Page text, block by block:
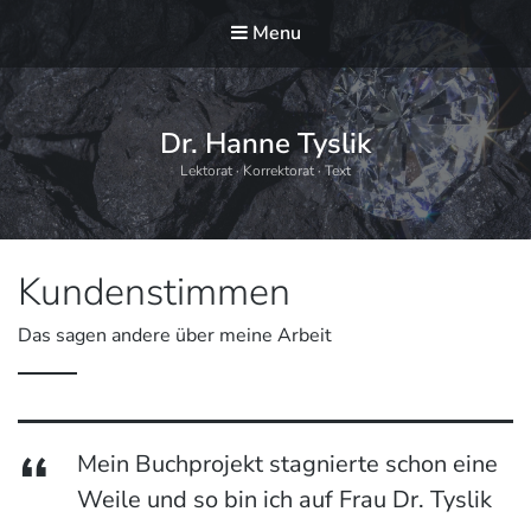
Menu
Dr. Hanne Tyslik
Lektorat · Korrektorat · Text
Kundenstimmen
Das sagen andere über meine Arbeit
Mein Buchprojekt stagnierte schon eine
Weile und so bin ich auf Frau Dr. Tyslik